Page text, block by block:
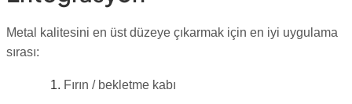
Metal kalitesini en üst düzeye çıkarmak için en iyi uygulama
sırası:
Fırın / bekletme kabı